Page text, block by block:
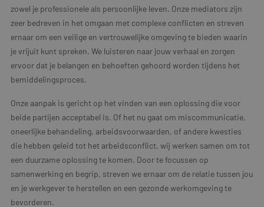
zowel je professionele als persoonlijke leven. Onze mediators zijn
zeer bedreven in het omgaan met complexe conflicten en streven
ernaar om een veilige en vertrouwelijke omgeving te bieden waarin
je vrijuit kunt spreken. We luisteren naar jouw verhaal en zorgen
ervoor dat je belangen en behoeften gehoord worden tijdens het
bemiddelingsproces.
Onze aanpak is gericht op het vinden van een oplossing die voor
beide partijen acceptabel is. Of het nu gaat om miscommunicatie,
oneerlijke behandeling, arbeidsvoorwaarden, of andere kwesties
die hebben geleid tot het arbeidsconflict, wij werken samen om tot
een duurzame oplossing te komen. Door te focussen op
samenwerking en begrip, streven we ernaar om de relatie tussen jou
en je werkgever te herstellen en een gezonde werkomgeving te
bevorderen.